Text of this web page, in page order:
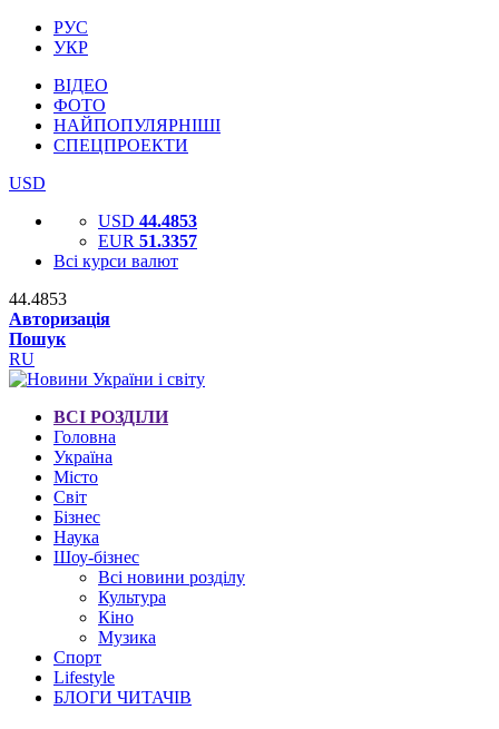
РУС
УКР
ВІДЕО
ФОТО
НАЙПОПУЛЯРНІШІ
СПЕЦПРОЕКТИ
USD
USD 44.4853
EUR 51.3357
Всі курси валют
44.4853
Авторизація
Пошук
RU
ВСІ РОЗДІЛИ
Головна
Україна
Місто
Світ
Бізнес
Наука
Шоу-бізнес
Всі новини розділу
Культура
Кіно
Музика
Спорт
Lifestyle
БЛОГИ ЧИТАЧІВ